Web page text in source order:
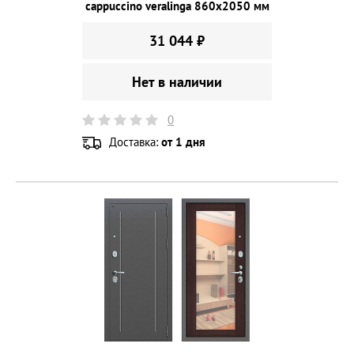
cappuccino veralinga 860х2050 мм
31 044 ₽
Нет в наличии
0
Доставка: от 1 дня